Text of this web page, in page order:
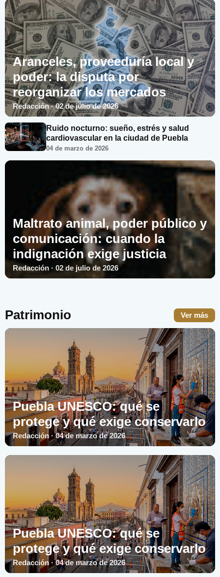
Aranceles, proveeduría local y
poder: la disputa por
reorganizar los mercados
Redacción · 02 de julio de 2026
Ruido nocturno: sueño, estrés y salud
cardiovascular en la ciudad de Puebla
04 de marzo de 2026
Maltrato animal, poder público y
comunicación: cuando la
indignación exige justicia
Redacción · 02 de julio de 2026
Patrimonio Ver más
Puebla UNESCO: qué se
protege y qué exige conservarlo
Redacción · 04 de marzo de 2026
Puebla UNESCO: qué se
protege y qué exige conservarlo
Redacción · 04 de marzo de 2026